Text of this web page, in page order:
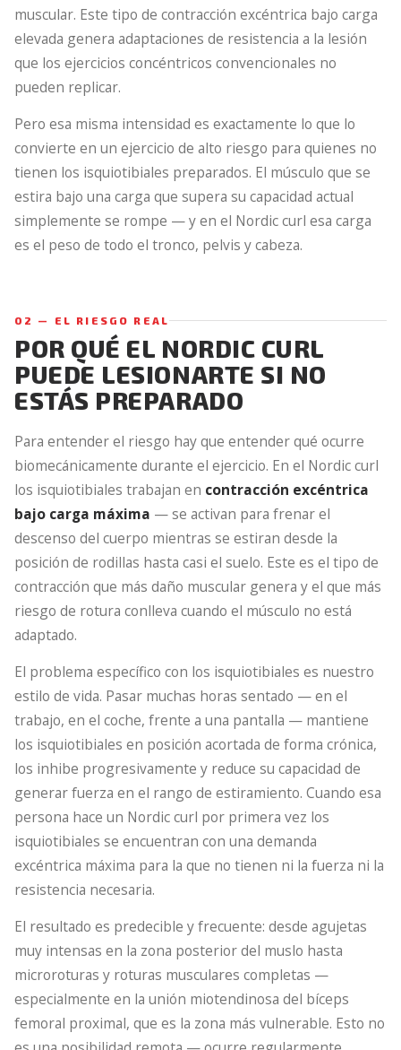
muscular. Este tipo de contracción excéntrica bajo carga
elevada genera adaptaciones de resistencia a la lesión
que los ejercicios concéntricos convencionales no
pueden replicar.
Pero esa misma intensidad es exactamente lo que lo
convierte en un ejercicio de alto riesgo para quienes no
tienen los isquiotibiales preparados. El músculo que se
estira bajo una carga que supera su capacidad actual
simplemente se rompe — y en el Nordic curl esa carga
es el peso de todo el tronco, pelvis y cabeza.
02 — EL RIESGO REAL
POR QUÉ EL NORDIC CURL
PUEDE LESIONARTE SI NO
ESTÁS PREPARADO
Para entender el riesgo hay que entender qué ocurre
biomecánicamente durante el ejercicio. En el Nordic curl
los isquiotibiales trabajan en contracción excéntrica
bajo carga máxima — se activan para frenar el
descenso del cuerpo mientras se estiran desde la
posición de rodillas hasta casi el suelo. Este es el tipo de
contracción que más daño muscular genera y el que más
riesgo de rotura conlleva cuando el músculo no está
adaptado.
El problema específico con los isquiotibiales es nuestro
estilo de vida. Pasar muchas horas sentado — en el
trabajo, en el coche, frente a una pantalla — mantiene
los isquiotibiales en posición acortada de forma crónica,
los inhibe progresivamente y reduce su capacidad de
generar fuerza en el rango de estiramiento. Cuando esa
persona hace un Nordic curl por primera vez los
isquiotibiales se encuentran con una demanda
excéntrica máxima para la que no tienen ni la fuerza ni la
resistencia necesaria.
El resultado es predecible y frecuente: desde agujetas
muy intensas en la zona posterior del muslo hasta
microroturas y roturas musculares completas —
especialmente en la unión miotendinosa del bíceps
femoral proximal, que es la zona más vulnerable. Esto no